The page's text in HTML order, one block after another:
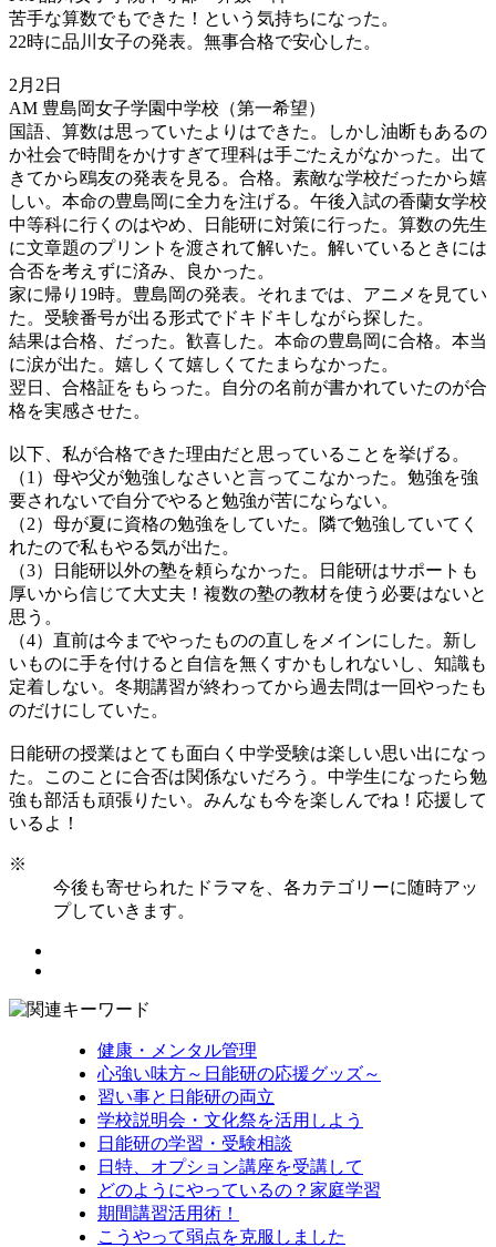
苦手な算数でもできた！という気持ちになった。
22時に品川女子の発表。無事合格で安心した。
2月2日
AM 豊島岡女子学園中学校（第一希望）
国語、算数は思っていたよりはできた。しかし油断もあるの
か社会で時間をかけすぎて理科は手ごたえがなかった。出て
きてから鴎友の発表を見る。合格。素敵な学校だったから嬉
しい。本命の豊島岡に全力を注げる。午後入試の香蘭女学校
中等科に行くのはやめ、日能研に対策に行った。算数の先生
に文章題のプリントを渡されて解いた。解いているときには
合否を考えずに済み、良かった。
家に帰り19時。豊島岡の発表。それまでは、アニメを見てい
た。受験番号が出る形式でドキドキしながら探した。
結果は合格、だった。歓喜した。本命の豊島岡に合格。本当
に涙が出た。嬉しくて嬉しくてたまらなかった。
翌日、合格証をもらった。自分の名前が書かれていたのが合
格を実感させた。
以下、私が合格できた理由だと思っていることを挙げる。
（1）母や父が勉強しなさいと言ってこなかった。勉強を強
要されないで自分でやると勉強が苦にならない。
（2）母が夏に資格の勉強をしていた。隣で勉強していてく
れたので私もやる気が出た。
（3）日能研以外の塾を頼らなかった。日能研はサポートも
厚いから信じて大丈夫！複数の塾の教材を使う必要はないと
思う。
（4）直前は今までやったものの直しをメインにした。新し
いものに手を付けると自信を無くすかもしれないし、知識も
定着しない。冬期講習が終わってから過去問は一回やったも
のだけにしていた。
日能研の授業はとても面白く中学受験は楽しい思い出になっ
た。このことに合否は関係ないだろう。中学生になったら勉
強も部活も頑張りたい。みんなも今を楽しんでね！応援して
いるよ！
※
今後も寄せられたドラマを、各カテゴリーに随時アッ
プしていきます。
健康・メンタル管理
心強い味方～日能研の応援グッズ～
習い事と日能研の両立
学校説明会・文化祭を活用しよう
日能研の学習・受験相談
日特、オプション講座を受講して
どのようにやっているの？家庭学習
期間講習活用術！
こうやって弱点を克服しました